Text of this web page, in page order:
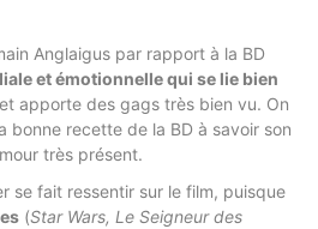
Anglaigus par rapport à la BD
et émotionnelle qui se lie bien
apporte des gags très bien vu. On
bonne recette de la BD à savoir son
très présent.
se fait ressentir sur le film, puisque
(Star Wars, Le Seigneur des